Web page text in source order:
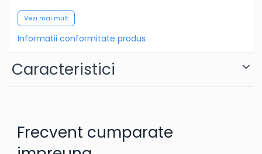
Aceiasi parametri pot fi accesati cu ajutorul unui
smartphone sau a altui dispozitiv cu wi-fi integrat.
Dispozitiv GX
O interfata VE.Can care poate fi folosita pentru a se
conecta cu dispositive VE.Can(de exemplu MPPT-uri
Vezi mai mult
Informatii conformitate produs
Caracteristici
Frecvent cumparate